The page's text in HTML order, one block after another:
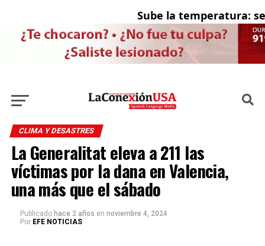
Sube la temperatura: se
CLIMA Y DESASTRES
La Generalitat eleva a 211 las
víctimas por la dana en Valencia,
una más que el sábado
Publicado hace 2 años en noviembre 4, 2024
Por EFE NOTICIAS